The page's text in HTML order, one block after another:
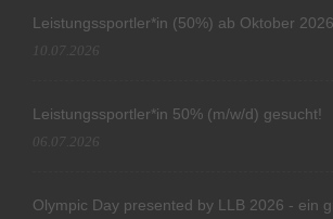
Leistungssportler*in (50%) ab Oktober 2026
10.07.2026
Leistungssportler*in 50% (m/w/d) gesucht!
06.07.2026
Olympic Day presented by LLB 2026 - ein